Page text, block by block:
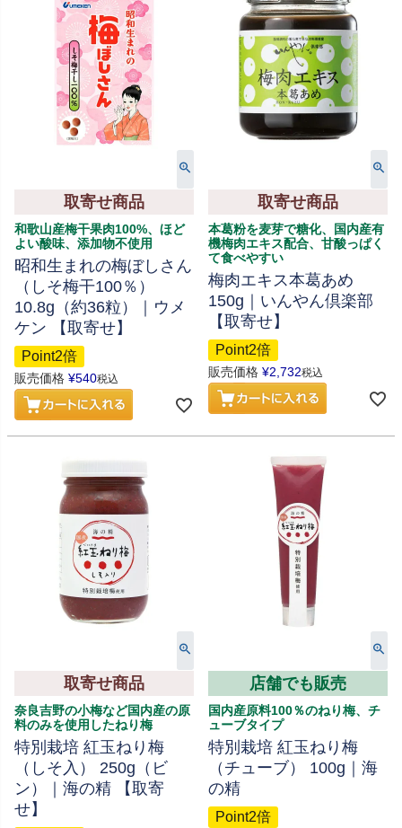
取寄せ商品
和歌山産梅干果肉100%、ほど
よい酸味、添加物不使用
昭和生まれの梅ぼしさん
（しそ梅干100％）
10.8g（約36粒）｜ウメ
ケン 【取寄せ】
Point2倍
販売価格 ¥540税込
取寄せ商品
本葛粉を麦芽で糖化、国内産有
機梅肉エキス配合、甘酸っぱく
て食べやすい
梅肉エキス本葛あめ
150g｜いんやん倶楽部
【取寄せ】
Point2倍
販売価格 ¥2,732税込
取寄せ商品
奈良吉野の小梅など国内産の原
料のみを使用したねり梅
特別栽培 紅玉ねり梅
（しそ入） 250g（ビ
ン）｜海の精 【取寄
せ】
店舗でも販売
国内産原料100％のねり梅、チ
ューブタイプ
特別栽培 紅玉ねり梅
（チューブ） 100g｜海
の精
Point2倍